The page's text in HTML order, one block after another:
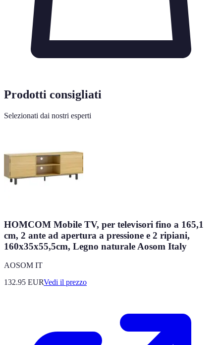
Prodotti consigliati
Selezionati dai nostri esperti
HOMCOM Mobile TV, per televisori fino a 165,1
cm, 2 ante ad apertura a pressione e 2 ripiani,
160x35x55,5cm, Legno naturale Aosom Italy
AOSOM IT
132.95 EURVedi il prezzo